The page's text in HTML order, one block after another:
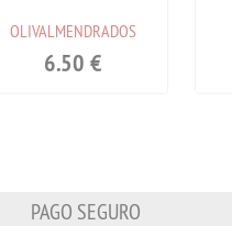
OLIVALMENDRADOS
6.50 €
PAGO SEGURO